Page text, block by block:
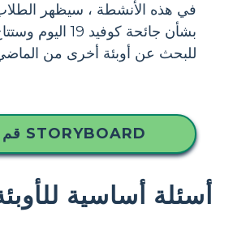
في هذه الأنشطة ، سيظهر
بشأن جائحة كوفيد 19
للبحث عن أوبئة أخرى من
قم بإنشاء STORYBOARD
أسئلة أساسية